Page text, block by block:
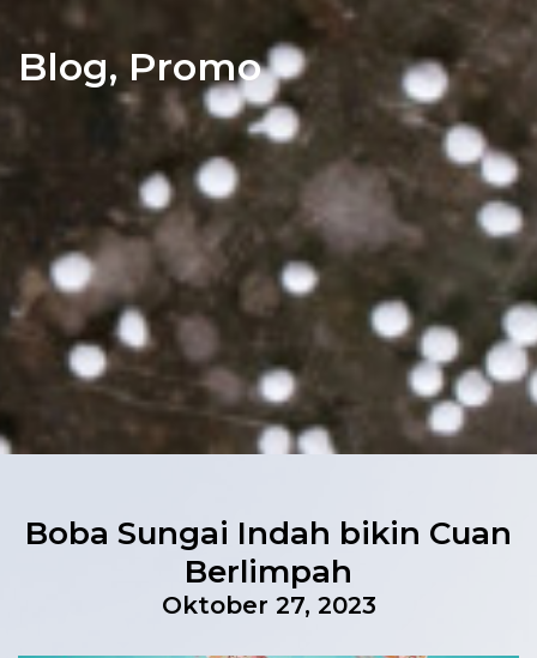
Blog,Promo
Boba Sungai Indah bikin Cuan
Berlimpah
Oktober 27, 2023